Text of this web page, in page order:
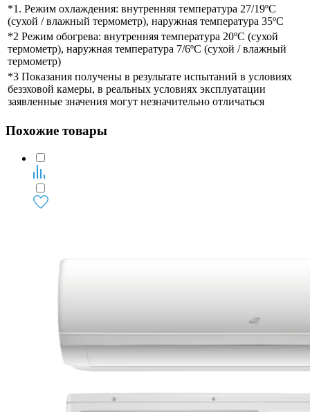
*1. Режим охлаждения: внутренняя температура 27/19ºС
(сухой / влажный термометр), наружная температура 35ºС
*2 Режим обогрева: внутренняя температура 20ºС (сухой
термометр), наружная температура 7/6ºС (сухой / влажный
термометр)
*3 Показания получены в результате испытаний в условиях
безэховой камеры, в реальных условиях эксплуатации
заявленные значения могут незначительно отличаться
Похожие товары